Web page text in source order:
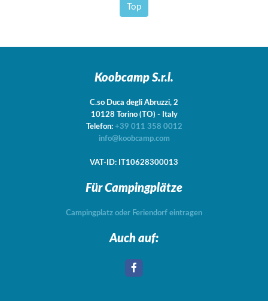
Top
Koobcamp S.r.l.
C.so Duca degli Abruzzi, 2
10128 Torino (TO) - Italy
Telefon: +39 011 358 0012
info@koobcamp.com
VAT-ID: IT10628300013
Für Campingplätze
Campingplatz oder Feriendorf eintragen
Auch auf: